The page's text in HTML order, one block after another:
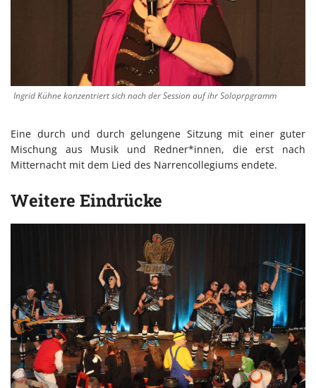
Ingrid Kühne konzentriert sich nach der Session auf ihr Soloprpgramm
Eine durch und durch gelungene Sitzung mit einer guter
Mischung aus Musik und Redner*innen, die erst nach
Mitternacht mit dem Lied des Narrencollegiums endete.
Weitere Eindrücke